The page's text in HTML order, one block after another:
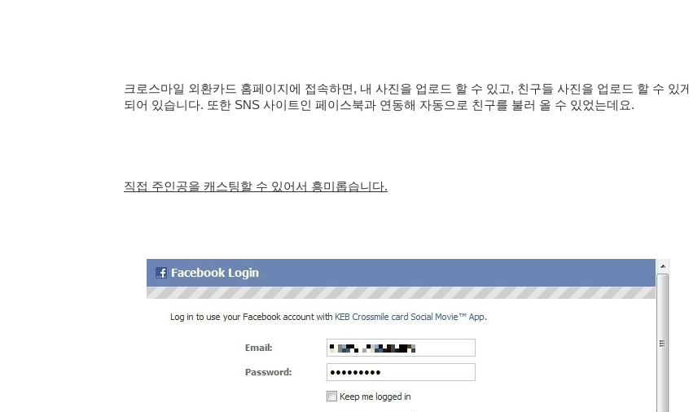
크로스마일 외환카드 홈페이지에 접속하면, 내 사진을 업로드 할 수 있고, 친구들 사진을 업로드 할 수 있게
되어 있습니다. 또한 SNS 사이트인 페이스북과 연동해 자동으로 친구를 불러 올 수 있었는데요.
직접 주인공을 캐스팅할 수 있어서 흥미롭습니다.